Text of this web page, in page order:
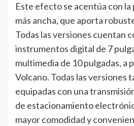
Este efecto se acentúa con
más ancha, que aporta
Todas las versiones cuentan
instrumentos digital de 7
multimedia de 10 pulgadas, a
Volcano. Todas las versiones
equipadas con una
de estacionamiento
mayor comodidad y